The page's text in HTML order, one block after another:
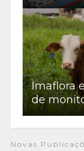
Imaflora
de
Novas